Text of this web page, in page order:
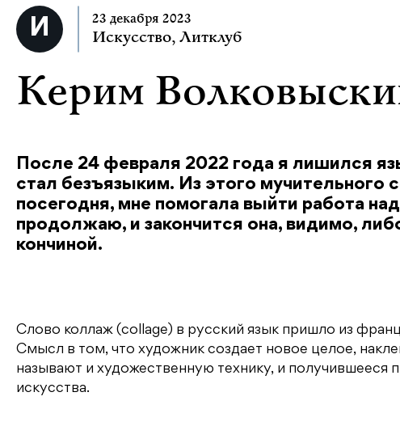
23 декабря 2023
Искусство, Литклуб
Керим
После 24 февраля 2022 года я лишился
стал безъязыким. Из этого
посегодня, мне помогала выйти работа
продолжаю, и закончится она, видимо,
кончиной.
Слово коллаж (collage) в русский язык пришло из
Смысл в том, что художник создает новое целое,
называют и художественную технику, и получившееся
искусства.